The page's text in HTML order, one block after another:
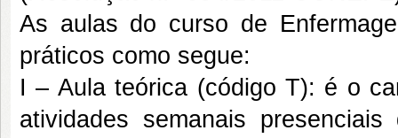
As aulas do curso de
práticos como segue:
I – Aula teórica (código T): é o
atividades semanais